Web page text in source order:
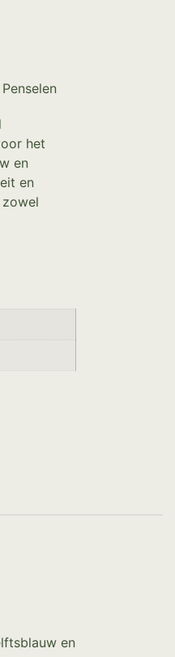
Penselen
het
en
en
en